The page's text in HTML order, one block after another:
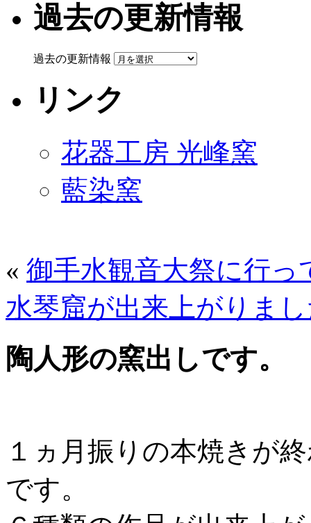
過去の更新情報
過去の更新情報
リンク
花器工房 光峰窯
藍染窯
« 御手水観音大祭に行っ
水琴窟が出来上がりま
陶人形の窯出しです。
１ヵ月振りの本焼きが
です。